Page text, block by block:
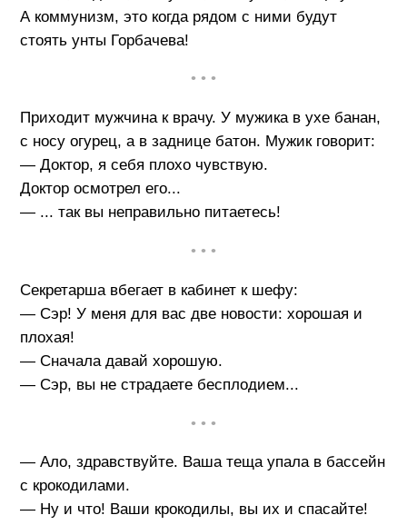
А коммунизм, это когда рядом с ними будут
стоять унты Горбачева!
• • •
Приходит мужчина к врачу. У мужика в ухе банан,
с носу огурец, а в заднице батон. Мужик говорит:
— Доктор, я себя плохо чувствую.
Доктор осмотрел его...
— ... так вы неправильно питаетесь!
• • •
Секретарша вбегает в кабинет к шефу:
— Сэр! У меня для вас две новости: хорошая и
плохая!
— Сначала давай хорошую.
— Сэр, вы не страдаете бесплодием...
• • •
— Ало, здравствуйте. Ваша теща упала в бассейн
с крокодилами.
— Ну и что! Ваши крокодилы, вы их и спасайте!